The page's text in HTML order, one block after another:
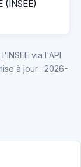
(INSEE)
via l'API
à jour : 2026-